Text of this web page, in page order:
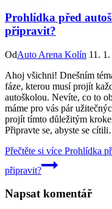
Prohlídka před
připravit?
OdAuto Arena Kolín 11.
Ahoj všichni! Dnešním​
fáze,‍ kterou musí projít
autoškolou. ‍Nevíte, co to
máme pro vás pár⁢
projít tímto⁣ důležitým
Připravte⁤ se, abyste se
Přečtěte si více Prohlídka
připravit?
Napsat komentář